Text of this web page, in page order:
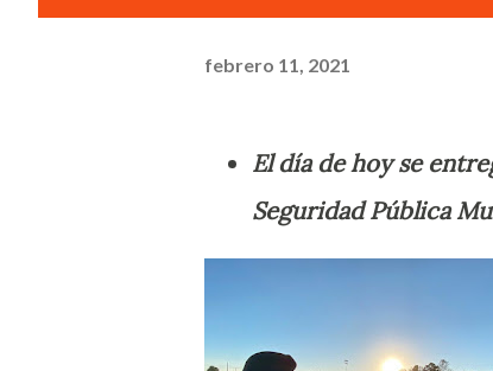
febrero 11, 2021
El día de hoy se
Seguridad Pública